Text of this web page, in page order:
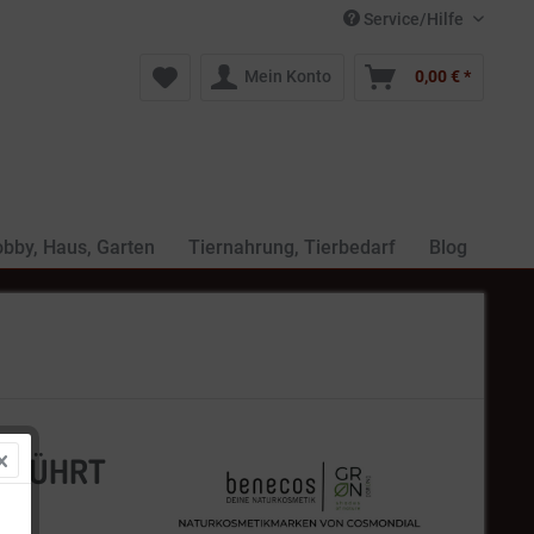
Service/Hilfe
Mein Konto 0,00 € *
Haus, Garten Tiernahrung, Tierbedarf Blog